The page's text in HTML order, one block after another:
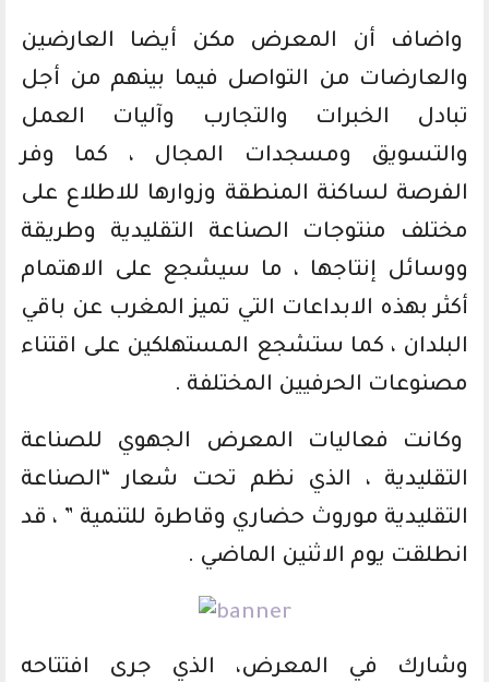
واضاف أن المعرض مكن أيضا العارضين
والعارضات من التواصل فيما بينهم من أجل
تبادل الخبرات والتجارب وآليات العمل
والتسويق ومسجدات المجال ، كما وفر
الفرصة لساكنة المنطقة وزوارها للاطلاع على
مختلف منتوجات الصناعة التقليدية وطريقة
ووسائل إنتاجها ، ما سيشجع على الاهتمام
أكثر بهذه الابداعات التي تميز المغرب عن باقي
البلدان ، كما ستشجع المستهلكين على اقتناء
مصنوعات الحرفيين المختلفة .
وكانت فعاليات المعرض الجهوي للصناعة
التقليدية ، الذي نظم تحت شعار “الصناعة
التقليدية موروث حضاري وقاطرة للتنمية ” ، قد
انطلقت يوم الاثنين الماضي .
وشارك في المعرض، الذي جرى افتتاحه